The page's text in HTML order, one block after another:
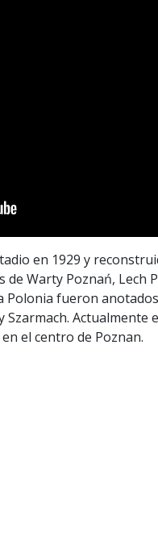
en 1929 y
Warty Poznań, Lech
Polonia fueron
Szarmach. Actualmente
el centro de Poznan.